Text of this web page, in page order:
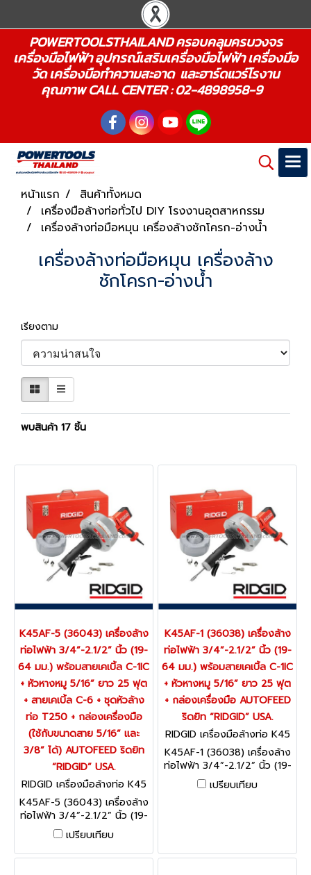
POWERTOOLSTHAILAND ครอบคลุมครบวงจร
เครื่องมือไฟฟ้า อุปกรณ์เสริมเครื่องมือไฟฟ้า เครื่องมือ
วัด เครื่องมือทำความสะอาด และฮาร์ดแวร์โรงาน
คุณภาพ CALL CENTER : 02-4898958-9
หน้าแรก
สินค้าทั้งหมด
เครื่องมือล้างท่อทั่วไป DIY โรงงานอุตสาหกรรม
เครื่องล้างท่อมือหมุน เครื่องล้างชักโครก-อ่างน้ำ
เครื่องล้างท่อมือหมุน เครื่องล้าง
ชักโครก-อ่างน้ำ
เรียงตาม
พบสินค้า 17 ชิ้น
K45AF-5 (36043) เครื่องล้าง
ท่อไฟฟ้า 3/4”-2.1/2” นิ้ว (19-
64 มม.) พร้อมสายเคเบิ้ล C-1IC
+ หัวหางหมู 5/16” ยาว 25 ฟุต
+ สายเคเบิ้ล C-6 + ชุดหัวล้าง
ท่อ T250 + กล่องเครื่องมือ
(ใช้กับขนาดสาย 5/16” และ
3/8” ได้) AUTOFEED ริดยิท
“RIDGID” USA.
RIDGID เครื่องมือล้างท่อ K45
AF-5 (36043)
K45AF-5 (36043) เครื่องล้าง
ท่อไฟฟ้า 3/4”-2.1/2” นิ้ว (19-
64 มม.) พร้อมสายเคเบิ้ล C-1IC
+ หัวหางหมู 5/16” ยาว 25 ฟุต
+ สายเคเบิ้ล C-6 + ชุดหัวล้าง
เปรียบเทียบ
K45AF-1 (36038) เครื่องล้าง
ท่อไฟฟ้า 3/4”-2.1/2” นิ้ว (19-
64 มม.) พร้อมสายเคเบิ้ล C-1IC
+ หัวหางหมู 5/16” ยาว 25 ฟุต
+ กล่องเครื่องมือ AUTOFEED
ริดยิท “RIDGID” USA.
RIDGID เครื่องมือล้างท่อ K45
AF-1 (36038)
K45AF-1 (36038) เครื่องล้าง
ท่อไฟฟ้า 3/4”-2.1/2” นิ้ว (19-
64 มม.) พร้อมสายเคเบิ้ล C-1IC
+ หัวหางหมู 5/16” ยาว 25 ฟุต
เปรียบเทียบ